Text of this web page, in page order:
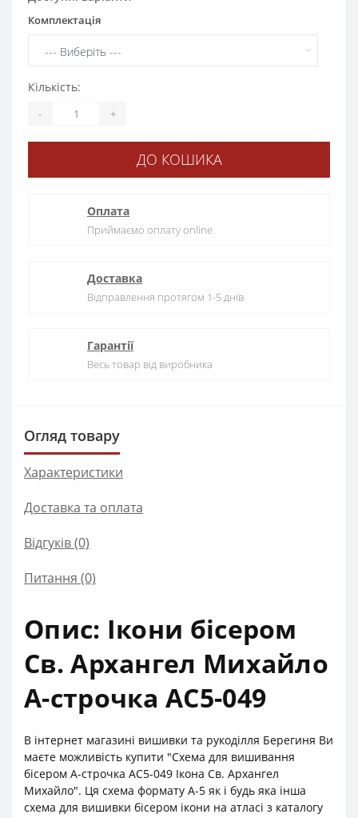
Комплектація
Кількість:
- +
ДО КОШИКА
Оплата
Приймаємо оплату online
Доставка
Відправлення протягом 1-5 днів
Гарантії
Весь товар від виробника
Огляд товару
Характеристики
Доставка та оплата
Відгуків (0)
Питання (0)
Опис: Ікони бісером
Св. Архангел Михайло
А-строчка АС5-049
В інтернет магазині вишивки та рукоділля Берегиня Ви
маєте можливість купити "Схема для вишивання
бісером А-строчка АС5-049 Ікона Св. Архангел
Михайло". Ця схема формату А-5 як і будь яка інша
схема для вишивки бісером ікони на атласі з каталогу